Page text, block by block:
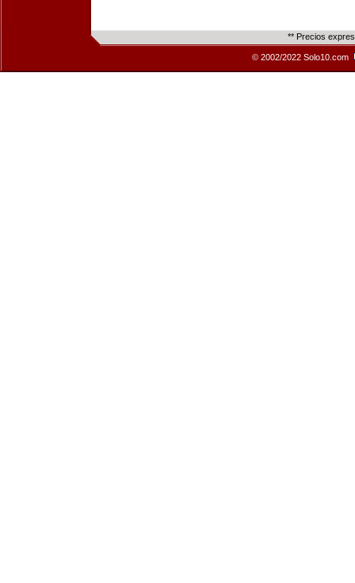
** Precios
© 2002/2022 Solo10.com